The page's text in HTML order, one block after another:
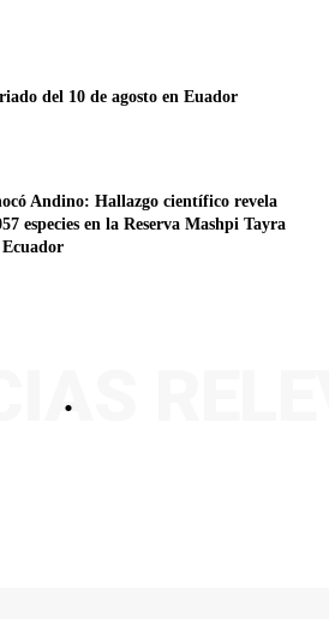
del 10 de agosto en Euador
Andino: Hallazgo científico revela
especies en la Reserva Mashpi Tayra
Ecuador
.